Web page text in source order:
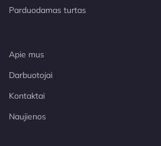
Parduodamas turtas
Apie mus
Darbuotojai
Kontaktai
Naujienos